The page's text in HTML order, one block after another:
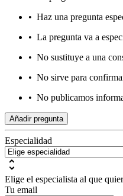
• Haz una pregunta
• La pregunta va a
• No sustituye a una
• No sirve para
• No publicamos
Añadir pregunta
Especialidad
Elige el especialista al que
Tu email